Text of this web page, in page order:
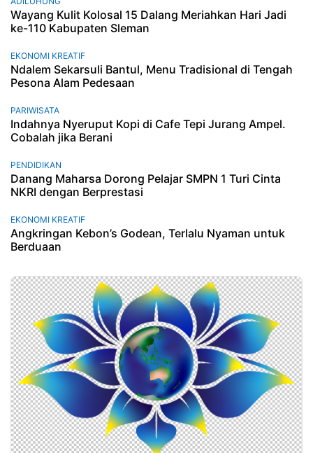
Wayang Kulit Kolosal 15 Dalang Meriahkan Hari Jadi
ke-110 Kabupaten Sleman
EKONOMI KREATIF
Ndalem Sekarsuli Bantul, Menu Tradisional di Tengah
Pesona Alam Pedesaan
PARIWISATA
Indahnya Nyeruput Kopi di Cafe Tepi Jurang Ampel.
Cobalah jika Berani
PENDIDIKAN
Danang Maharsa Dorong Pelajar SMPN 1 Turi Cinta
NKRI dengan Berprestasi
EKONOMI KREATIF
Angkringan Kebon’s Godean, Terlalu Nyaman untuk
Berduaan